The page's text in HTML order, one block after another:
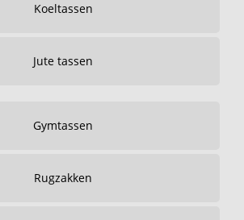
Koeltassen
Jute tassen
Gymtassen
Rugzakken